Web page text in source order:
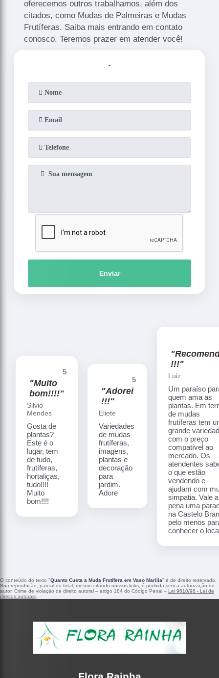
oferecemos outros trabalhamos, além dos
citados, como Mudas de Palmeiras e Mudas
Frutíferas. Saiba mais entrando em contato
conosco. Teremos prazer em atender você!
.
Enviar
5
"Muito
bom!!!!"
Silvio
Mendes
Gosta de
plantas?
Este é o
lugar, tem
de tudo,
frutíferas,
hortaliças,
tudo!!!!
Muito
bom!!!!
5
"Adorei
!!!"
Eliete
Variedades
de mudas
frutíferas,
imagens,
plantas e
decoração
para
jardim.
Adore
!!!"
Luiz
Um paraíso
quem ama as
plantas. Em
de mudas
frutíferas tem
grande
com o preço
compatível ao
mercado. Os
atendentes
o que estão
vendendo e
ajudam com
simpatia. Vale a
pena uma
na Castelo
pelo menos
conhecer o
O conteúdo do texto "Quanto Custa a Muda Frutífera em Vaso Marília" é de direito reservado.
Sua reprodução, parcial ou total, mesmo citando nossos links, é proibida sem a autorização do
autor. Crime de violação de direito autoral – artigo 184 do Código Penal – Lei 9610/98 - Lei de
direitos autorais